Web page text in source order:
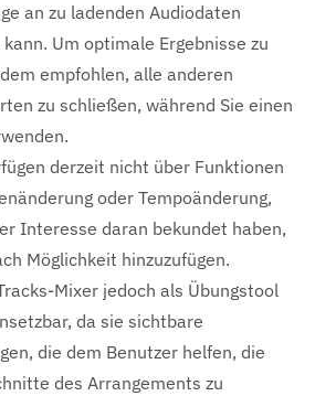
an zu ladenden Audiodaten
Um optimale Ergebnisse zu
empfohlen, alle anderen
zu schließen, während Sie einen
derzeit nicht über Funktionen
oder Tempoänderung,
Interesse daran bekundet haben,
Möglichkeit hinzuzufügen.
Mixer jedoch als Übungstool
da sie sichtbare
die dem Benutzer helfen, die
des Arrangements zu